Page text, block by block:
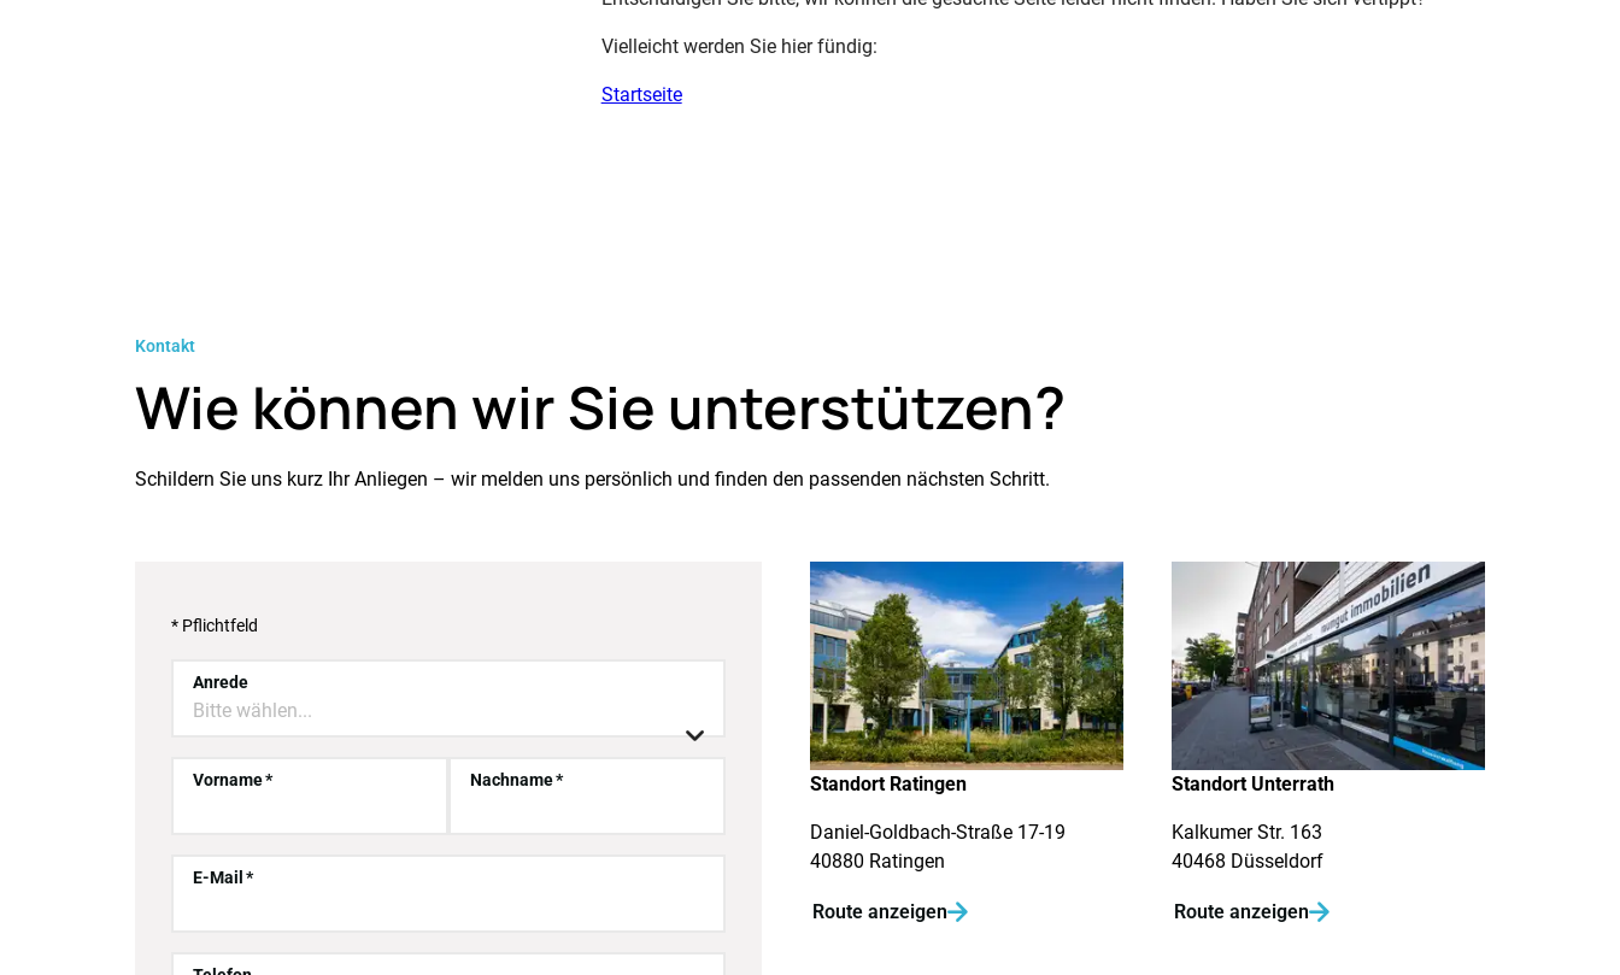
Vielleicht werden Sie hier fündig:
Startseite
Kontakt
Wie können wir Sie unterstützen?
Schildern Sie uns kurz Ihr Anliegen – wir melden uns persönlich und finden den passenden nächsten Schritt.
* Pflichtfeld
Anrede
Bitte wählen...

Vorname Nachname
E-Mail
Standort Ratingen
Daniel-Goldbach-Straße 17-19
40880 Ratingen
Route anzeigen
Standort Unterrath
Kalkumer Str. 163
40468 Düsseldorf
Route anzeigen